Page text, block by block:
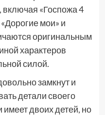
включая «Госпожа 4
мои» и
оригинальным
характеров
силой.
замкнут и
детали своего
двоих детей, но